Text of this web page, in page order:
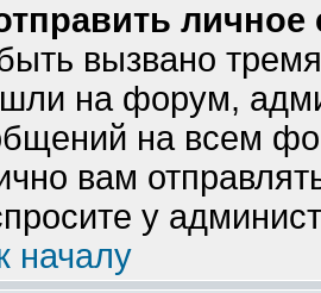
вызвано
на форум,
на всем
вам
у
началу